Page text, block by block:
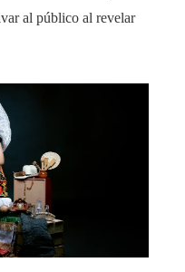
al público al revelar